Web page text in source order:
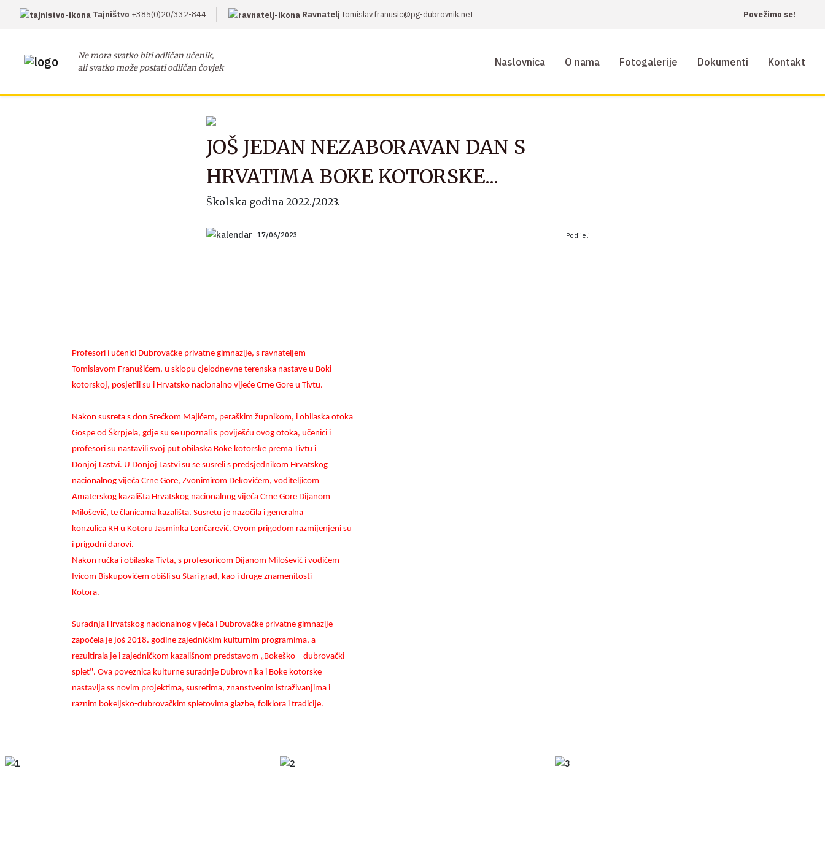
Tajništvo +385(0)20/332-844 Ravnatelj tomislav.franusic@pg-dubrovnik.net Povežimo se!
Ne mora svatko biti odličan učenik,
ali svatko može postati odličan čovjek
Naslovnica O nama Fotogalerije Dokumenti Kontakt
JOŠ JEDAN NEZABORAVAN DAN S
HRVATIMA BOKE KOTORSKE...
Školska godina 2022./2023.
17/06/2023 Podijeli
Profesori i učenici Dubrovačke privatne gimnazije, s ravnateljem
Tomislavom Franušićem, u sklopu cjelodnevne terenska nastave u Boki
kotorskoj, posjetili su i Hrvatsko nacionalno vijeće Crne Gore u Tivtu.
Nakon susreta s don Srećkom Majićem, peraškim župnikom, i obilaska otoka
Gospe od Škrpjela, gdje su se upoznali s poviješću ovog otoka, učenici i
profesori su nastavili svoj put obilaska Boke kotorske prema Tivtu i
Donjoj Lastvi. U Donjoj Lastvi su se susreli s predsjednikom Hrvatskog
nacionalnog vijeća Crne Gore, Zvonimirom Dekovićem, voditeljicom
Amaterskog kazališta Hrvatskog nacionalnog vijeća Crne Gore Dijanom
Milošević, te članicama kazališta. Susretu je nazočila i generalna
konzulica RH u Kotoru Jasminka Lončarević. Ovom prigodom razmijenjeni su
i prigodni darovi.
Nakon ručka i obilaska Tivta, s profesoricom Dijanom Milošević i vodičem
Ivicom Biskupovićem obišli su Stari grad, kao i druge znamenitosti
Kotora.
Suradnja Hrvatskog nacionalnog vijeća i Dubrovačke privatne gimnazije
započela je još 2018. godine zajedničkim kulturnim programima, a
rezultirala je i zajedničkom kazališnom predstavom „Bokeško – dubrovački
splet". Ova poveznica kulturne suradnje Dubrovnika i Boke kotorske
nastavlja ss novim projektima, susretima, znanstvenim istraživanjima i
raznim bokeljsko-dubrovačkim spletovima glazbe, folklora i tradicije.